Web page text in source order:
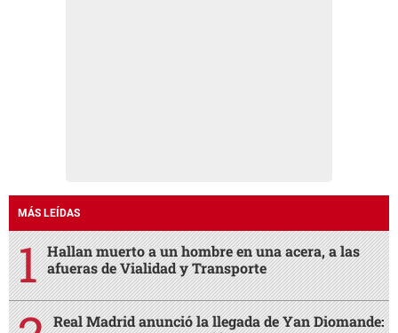
MÁS LEÍDAS
Hallan muerto a un hombre en una acera, a las
afueras de Vialidad y Transporte
Real Madrid anunció la llegada de Yan Diomande: